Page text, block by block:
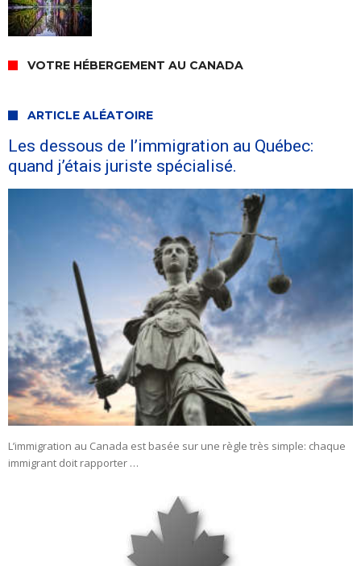
VOTRE HÉBERGEMENT AU CANADA
ARTICLE ALÉATOIRE
Les dessous de l’immigration au Québec:
quand j’étais juriste spécialisé.
L’immigration au Canada est basée sur une règle très simple: chaque
immigrant doit rapporter …